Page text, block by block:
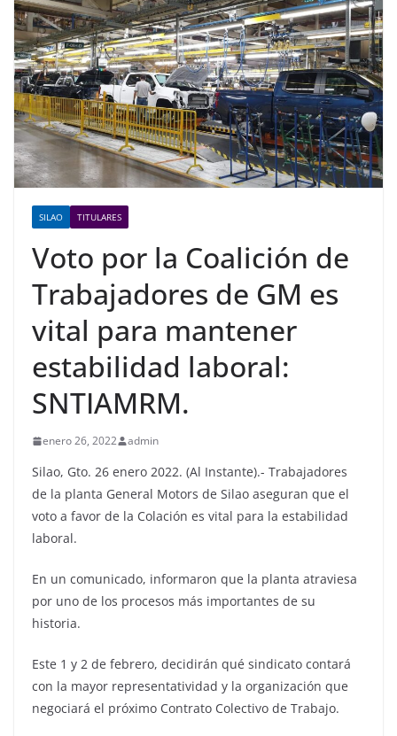
SILAO TITULARES
Voto por la Coalición de
Trabajadores de GM es
vital para mantener
estabilidad laboral:
SNTIAMRM.
enero 26, 2022 admin
Silao, Gto. 26 enero 2022. (Al Instante).- Trabajadores
de la planta General Motors de Silao aseguran que el
voto a favor de la Colación es vital para la estabilidad
laboral.
En un comunicado, informaron que la planta atraviesa
por uno de los procesos más importantes de su
historia.
Este 1 y 2 de febrero, decidirán qué sindicato contará
con la mayor representatividad y la organización que
negociará el próximo Contrato Colectivo de Trabajo.